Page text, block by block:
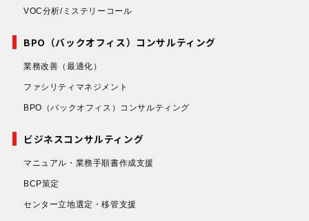
VOC分析/ミステリーコール
BPO（バックオフィス）コンサルティング
業務改善 （最適化）
ファシリティマネジメント
BPO（バックオフィス）コンサルティング
ビジネスコンサルティング
マニュアル・業務手順書作成支援
BCP策定
センター立地選定・移管支援